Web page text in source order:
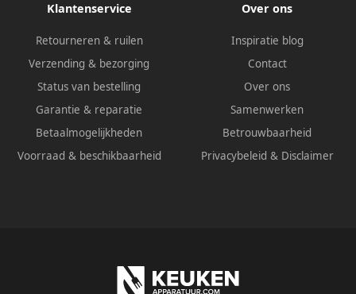
Klantenservice
Retourneren & ruilen
Verzending & bezorging
Status van bestelling
Garantie & reparatie
Betaalmogelijkheden
Voorraad & beschikbaarheid
Over ons
Inspiratie blog
Contact
Over ons
Samenwerken
Betrouwbaarheid
Privacybeleid & Disclaimer